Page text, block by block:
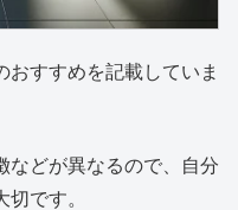
すすめを記載していま
などが異なるので、自分
です。